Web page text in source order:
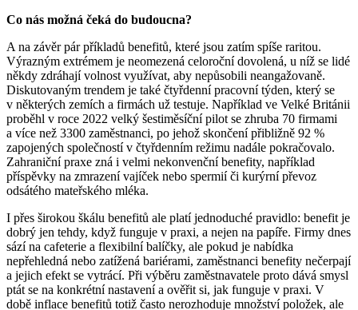
Co nás možná čeká do budoucna?
A na závěr pár příkladů benefitů, které jsou zatím spíše raritou.
Výrazným extrémem je neomezená celoroční dovolená, u níž se lidé
někdy zdráhají volnost využívat, aby nepůsobili neangažovaně.
Diskutovaným trendem je také čtyřdenní pracovní týden, který se
v některých zemích a firmách už testuje. Například ve Velké Británii
proběhl v roce 2022 velký šestiměsíční pilot se zhruba 70 firmami
a více než 3300 zaměstnanci, po jehož skončení přibližně 92 %
zapojených společností v čtyřdenním režimu nadále pokračovalo.
Zahraniční praxe zná i velmi nekonvenční benefity, například
příspěvky na zmrazení vajíček nebo spermií či kurýrní převoz
odsátého mateřského mléka.
I přes širokou škálu benefitů ale platí jednoduché pravidlo: benefit je
dobrý jen tehdy, když funguje v praxi, a nejen na papíře. Firmy dnes
sází na cafeterie a flexibilní balíčky, ale pokud je nabídka
nepřehledná nebo zatížená bariérami, zaměstnanci benefity nečerpají
a jejich efekt se vytrácí. Při výběru zaměstnavatele proto dává smysl
ptát se na konkrétní nastavení a ověřit si, jak funguje v praxi. V
době inflace benefitů totiž často nerozhoduje množství položek, ale